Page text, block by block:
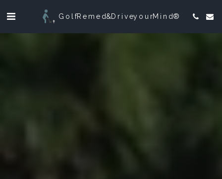
Golf Remed & Drive your Mind ®